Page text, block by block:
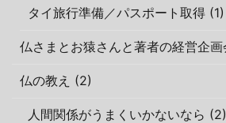
タイ旅行準備／パスポート取得 (1)
仏さまとお猿さんと著者の経営企
仏の教え (2)
人間関係がうまくいかないなら (2)